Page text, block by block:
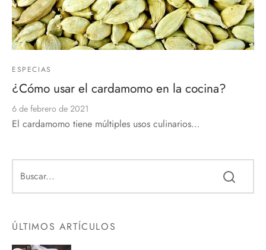
ESPECIAS
¿Cómo usar el cardamomo en la cocina?
6 de febrero de 2021
El cardamomo tiene múltiples usos culinarios…
ÚLTIMOS ARTÍCULOS